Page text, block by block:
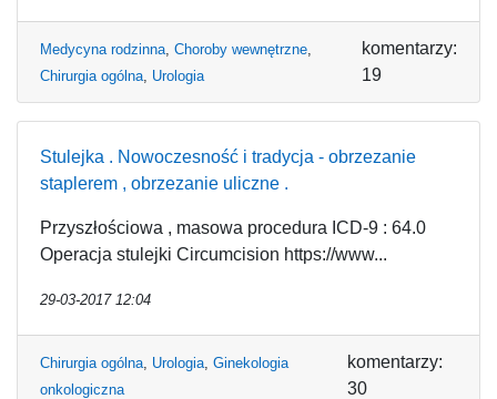
Medycyna rodzinna, Choroby wewnętrzne,
Chirurgia ogólna, Urologia
komentarzy:
19
Stulejka . Nowoczesność i tradycja - obrzezanie
staplerem , obrzezanie uliczne .
Przyszłościowa , masowa procedura ICD-9 : 64.0
Operacja stulejki Circumcision https://www...
29-03-2017 12:04
Chirurgia ogólna, Urologia, Ginekologia
onkologiczna
komentarzy:
30